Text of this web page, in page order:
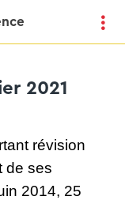
2021
révision
de ses
2014, 25